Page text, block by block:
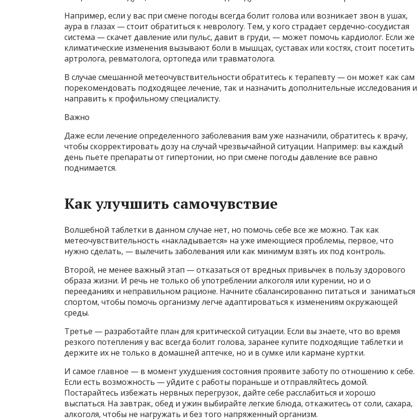
Например, если у вас при смене погоды всегда болит голова или возникает звон в ушах,
аура в глазах — стоит обратиться к неврологу. Тем, у кого страдает сердечно-сосудистая
система — скачет давление или пульс, давит в груди, — может помочь кардиолог. Если же
климатические изменения вызывают боли в мышцах, суставах или костях, стоит посетить
артролога, ревматолога, ортопеда или травматолога.
В случае смешанной метеочувствительности обратитесь к терапевту — он может как сам
порекомендовать подходящее лечение, так и назначить дополнительные исследования и
направить к профильному специалисту.
Важно
Даже если лечение определенного заболевания вам уже назначили, обратитесь к врачу,
чтобы скорректировать дозу на случай чрезвычайной ситуации. Например: вы каждый
день пьете препараты от гипертонии, но при смене погоды давление все равно
поднимается.
Как улучшить самочувствие
Волшебной таблетки в данном случае нет, но помочь себе все же можно. Так как
метеочувствительность «накладывается» на уже имеющиеся проблемы, первое, что
нужно сделать, — вылечить заболевания или как минимум взять их под контроль.
Второй, не менее важный этап — отказаться от вредных привычек в пользу здорового
образа жизни. И речь не только об употреблении алкоголя или курении, но и о
перееданиях и неправильном рационе. Начните сбалансированно питаться и заниматься
спортом, чтобы помочь организму легче адаптироваться к изменениям окружающей
среды.
Третье — разработайте план для критической ситуации. Если вы знаете, что во время
резкого потепления у вас всегда болит голова, заранее купите подходящие таблетки и
держите их не только в домашней аптечке, но и в сумке или кармане куртки.
И самое главное — в момент ухудшения состояния проявите заботу по отношению к себе.
Если есть возможность — уйдите с работы пораньше и отправляйтесь домой.
Постарайтесь избежать нервных перегрузок, дайте себе расслабиться и хорошо
выспаться. На завтрак, обед и ужин выбирайте легкие блюда, откажитесь от соли, сахара,
алкоголя, чтобы не нагружать и без того напряженный организм.